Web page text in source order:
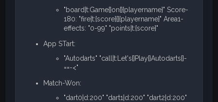
"board|t:Game{}on{}{playername}" Score-
180: "fire|t:{score}{}{playername}" Area1-
effects: "0-99" "points|t:{score}"
App STart:
"Autodarts" "call|t:Let's{}Play{}Autodarts{}-
==-<"
Match-Won:
"dart0|d:200" "dart1|d:200" "dart2|d:200"